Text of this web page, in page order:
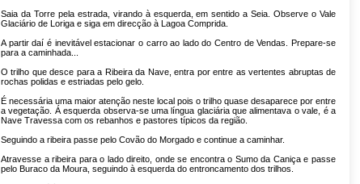
Saia da Torre pela estrada, virando à esquerda, em sentido a Seia. Observe o Vale
Glaciário de Loriga e siga em direcção à Lagoa Comprida.
A partir daí é inevitável estacionar o carro ao lado do Centro de Vendas. Prepare-se
para a caminhada...
O trilho que desce para a Ribeira da Nave, entra por entre as vertentes abruptas de
rochas polidas e estriadas pelo gelo.
É necessária uma maior atenção neste local pois o trilho quase desaparece por entre
a vegetação. Á esquerda observa-se uma língua glaciária que alimentava o vale, é a
Nave Travessa com os rebanhos e pastores típicos da região.
Seguindo a ribeira passe pelo Covão do Morgado e continue a caminhar.
Atravesse a ribeira para o lado direito, onde se encontra o Sumo da Caniça e passe
pelo Buraco da Moura, seguindo à esquerda do entroncamento dos trilhos.